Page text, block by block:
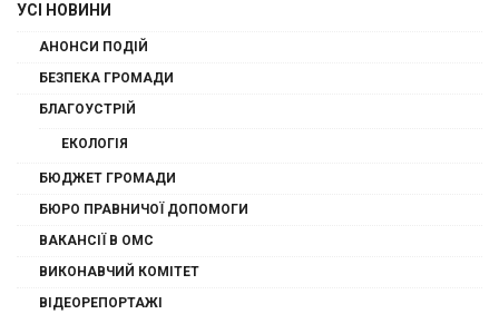
УСІ НОВИНИ
АНОНСИ ПОДІЙ
БЕЗПЕКА ГРОМАДИ
БЛАГОУСТРІЙ
ЕКОЛОГІЯ
БЮДЖЕТ ГРОМАДИ
БЮРО ПРАВНИЧОЇ ДОПОМОГИ
ВАКАНСІЇ В ОМС
ВИКОНАВЧИЙ КОМІТЕТ
ВІДЕОРЕПОРТАЖІ